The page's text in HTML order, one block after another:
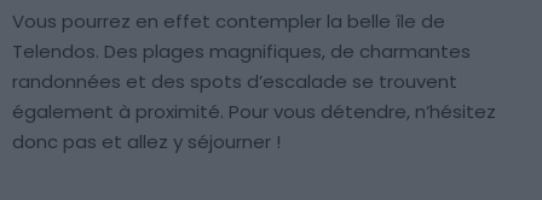
Vous pourrez en effet contempler la belle île de
Telendos. Des plages magnifiques, de charmantes
randonnées et des spots d’escalade se trouvent
également à proximité. Pour vous détendre, n’hésitez
donc pas et allez y séjourner !